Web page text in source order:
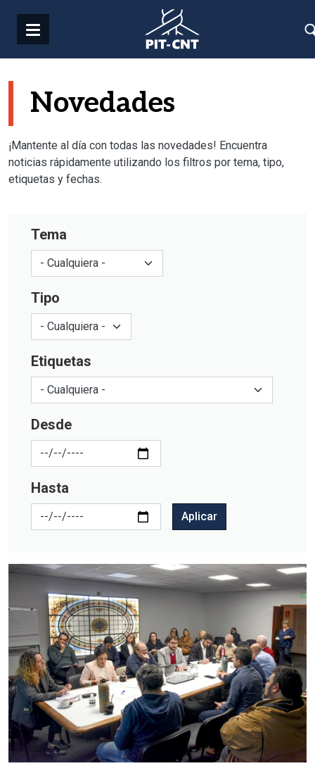
Novedades
¡Mantente al día con todas las novedades! Encuentra
noticias rápidamente utilizando los filtros por tema, tipo,
etiquetas y fechas.
Tema
Tipo
Etiquetas
Desde
Hasta
Aplicar
Imagen